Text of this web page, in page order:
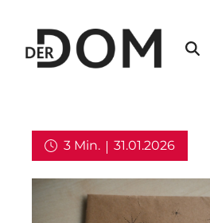
3 Min.
31.01.2026